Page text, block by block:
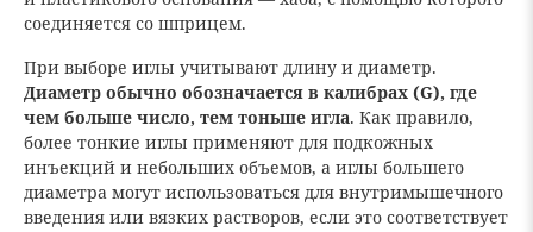
соединяется со шприцем.
При выборе иглы учитывают длину и диаметр.
Диаметр обычно обозначается в калибрах (G), где
чем больше число, тем тоньше игла. Как правило,
более тонкие иглы применяют для подкожных
инъекций и небольших объемов, а иглы большего
диаметра могут использоваться для внутримышечного
введения или вязких растворов, если это соответствует